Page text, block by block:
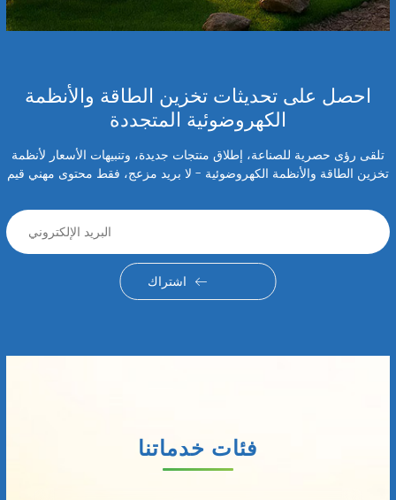
احصل على تحديثات تخزين الطاقة والأنظمة
الكهروضوئية المتجددة
تلقى رؤى حصرية للصناعة، إطلاق منتجات جديدة، وتنبيهات الأسعار لأنظمة
تخزين الطاقة والأنظمة الكهروضوئية - لا بريد مزعج، فقط محتوى مهني قيم
اشتراك
فئات خدماتنا